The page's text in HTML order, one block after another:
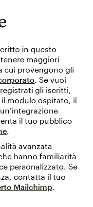
in questo
maggiori
cui provengono gli
. Se vuoi
gli iscritti,
modulo ospitato, il
il tuo pubblico
.
avanzata
hanno familiarità
personalizzato. Se
contatta il tuo
Mailchimp.